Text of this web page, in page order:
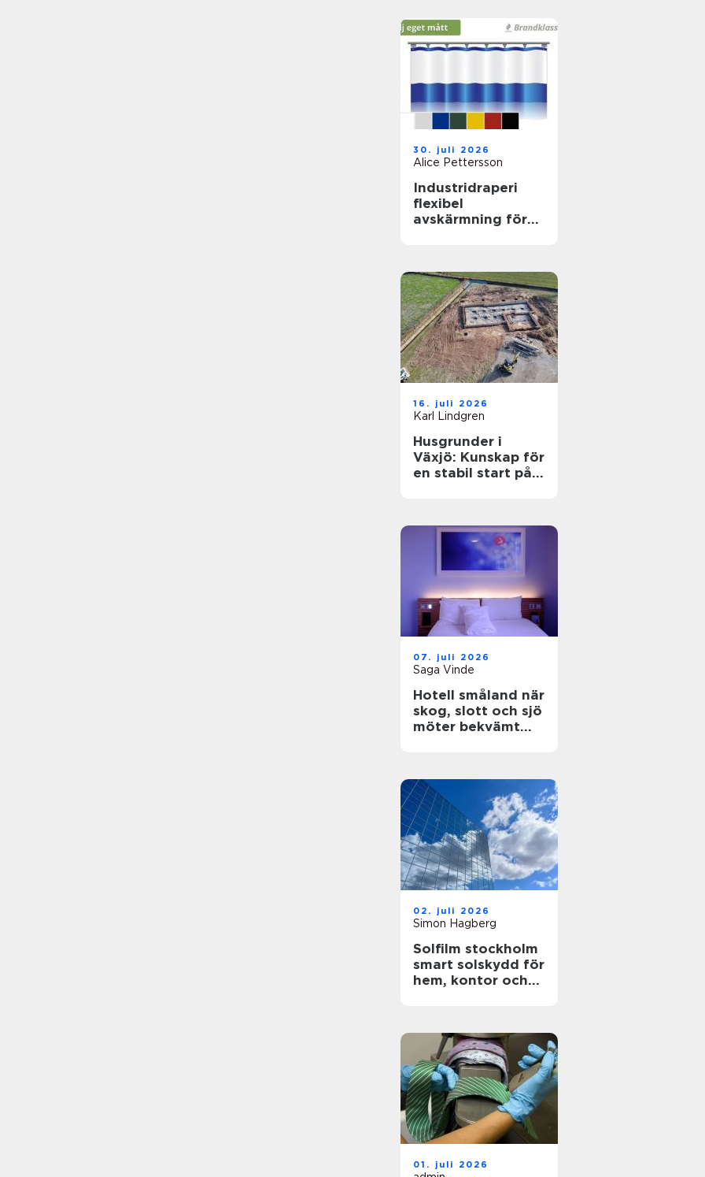
30. juli 2026
Alice Pettersson
Industridraperi
flexibel
avskärmning för
16. juli 2026
Karl Lindgren
Husgrunder i
Växjö: Kunskap för
en stabil start på
07. juli 2026
Saga Vinde
Hotell småland när
skog, slott och sjö
möter bekvämt
02. juli 2026
Simon Hagberg
Solfilm stockholm
smart solskydd för
hem, kontor och
01. juli 2026